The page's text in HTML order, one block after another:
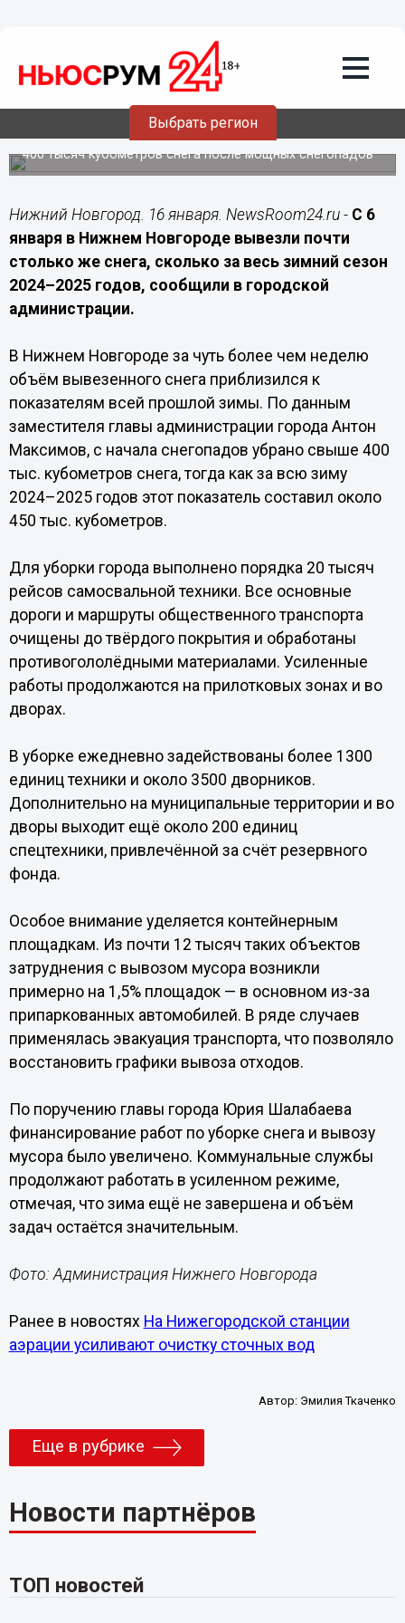
Выбрать регион
В Нижнем Новгороде за неделю
вывезли почти весь объём снега
прошлой зимы
С начала января коммунальные службы убрали более
400 тысяч кубометров снега после мощных снегопадов
Нижний Новгород. 16 января. NewsRoom24.ru - С 6
января в Нижнем Новгороде вывезли почти
столько же снега, сколько за весь зимний сезон
2024–2025 годов, сообщили в городской
администрации.
В Нижнем Новгороде за чуть более чем неделю
объём вывезенного снега приблизился к
показателям всей прошлой зимы. По данным
заместителя главы администрации города Антон
Максимов, с начала снегопадов убрано свыше 400
тыс. кубометров снега, тогда как за всю зиму
2024–2025 годов этот показатель составил около
450 тыс. кубометров.
Для уборки города выполнено порядка 20 тысяч
рейсов самосвальной техники. Все основные
дороги и маршруты общественного транспорта
очищены до твёрдого покрытия и обработаны
противогололёдными материалами. Усиленные
работы продолжаются на прилотковых зонах и во
дворах.
В уборке ежедневно задействованы более 1300
единиц техники и около 3500 дворников.
Дополнительно на муниципальные территории и во
дворы выходит ещё около 200 единиц
спецтехники, привлечённой за счёт резервного
фонда.
Особое внимание уделяется контейнерным
площадкам. Из почти 12 тысяч таких объектов
затруднения с вывозом мусора возникли
примерно на 1,5% площадок — в основном из-за
припаркованных автомобилей. В ряде случаев
применялась эвакуация транспорта, что позволяло
восстановить графики вывоза отходов.
По поручению главы города Юрия Шалабаева
финансирование работ по уборке снега и вывозу
мусора было увеличено. Коммунальные службы
продолжают работать в усиленном режиме,
отмечая, что зима ещё не завершена и объём
задач остаётся значительным.
Фото: Администрация Нижнего Новгорода
Ранее в новостях На Нижегородской станции
аэрации усиливают очистку сточных вод
Автор: Эмилия Ткаченко
Еще в рубрике
Новости партнёров
ТОП новостей